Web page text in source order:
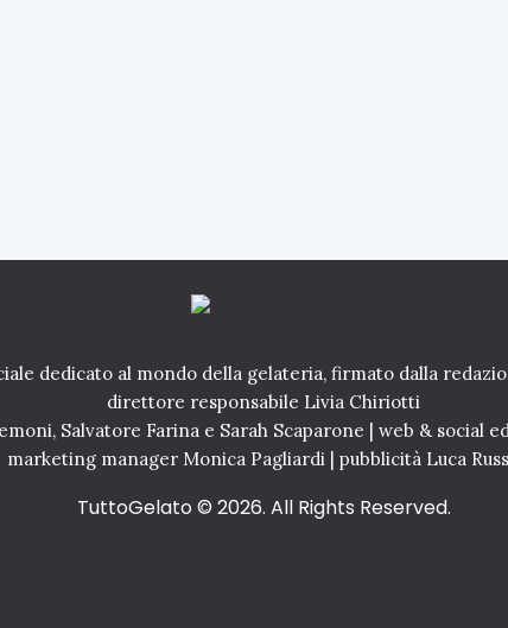
dedicato al mondo della gelateria, firmato dalla
direttore responsabile Livia Chiriotti
Salvatore Farina e Sarah Scaparone | web & social
marketing manager Monica Pagliardi | pubblicità Luca
TuttoGelato © 2026. All Rights Reserved.